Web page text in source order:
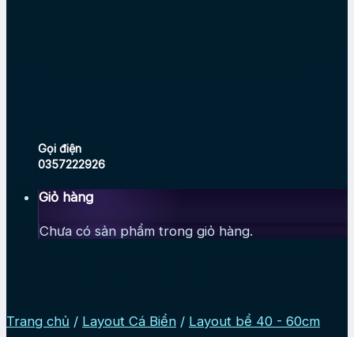
Gọi điện
0357222926
Giỏ hàng
Chưa có sản phẩm trong giỏ hàng.
Trang chủ / Layout Cá Biển / Layout bể 40 - 60cm